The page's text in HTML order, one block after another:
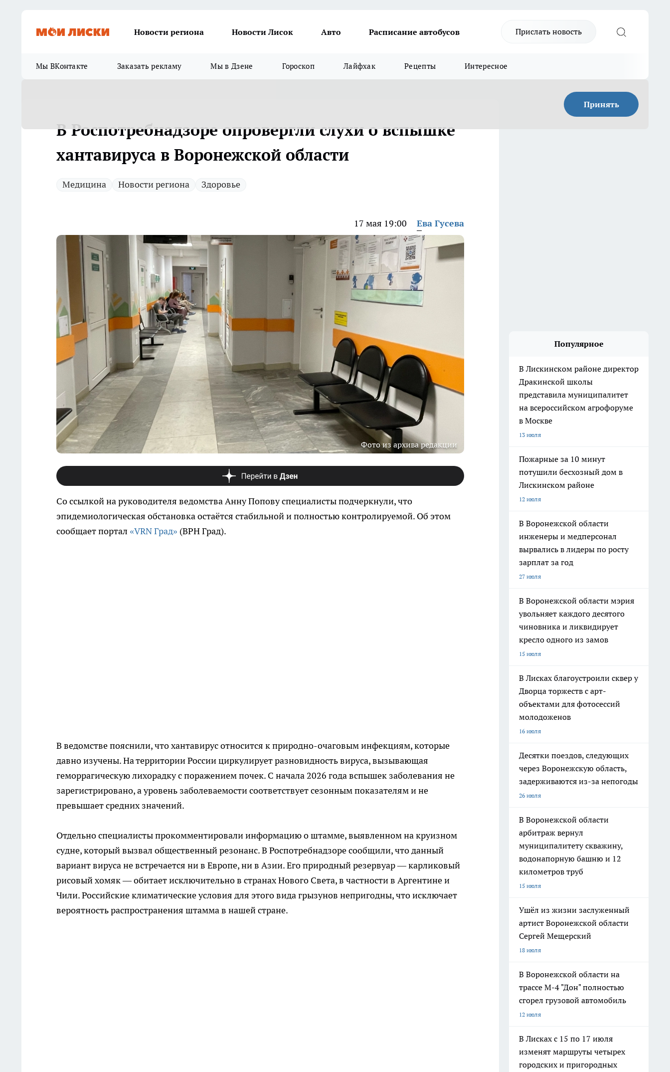
Новости региона Новости Лисок Авто Расписание автобусов Прислать новость
Мы ВКонтакте Заказать рекламу Мы в Дзене Гороскоп Лайфхак Рецепты Интересное
Принять
В Роспотребнадзоре опровергли слухи о вспышке
хантавируса в Воронежской области
Медицина Новости региона Здоровье
17 мая 19:00 Ева Гусева
Фото из архива редакции
Со ссылкой на руководителя ведомства Анну Попову специалисты подчеркнули, что
эпидемиологическая обстановка остаётся стабильной и полностью контролируемой. Об этом
сообщает портал «VRN Град» (ВРН Град).
В ведомстве пояснили, что хантавирус относится к природно-очаговым инфекциям, которые
давно изучены. На территории России циркулирует разновидность вируса, вызывающая
геморрагическую лихорадку с поражением почек. С начала 2026 года вспышек заболевания не
зарегистрировано, а уровень заболеваемости соответствует сезонным показателям и не
превышает средних значений.
Отдельно специалисты прокомментировали информацию о штамме, выявленном на круизном
судне, который вызвал общественный резонанс. В Роспотребнадзоре сообщили, что данный
вариант вируса не встречается ни в Европе, ни в Азии. Его природный резервуар — карликовый
рисовый хомяк — обитает исключительно в странах Нового Света, в частности в Аргентине и
Чили. Российские климатические условия для этого вида грызунов непригодны, что исключает
вероятность распространения штамма в нашей стране.
Популярное
В Лискинском районе директор
Дракинской школы
представила муниципалитет
на всероссийском агрофоруме
в Москве
13 июля
Пожарные за 10 минут
потушили бесхозный дом в
Лискинском районе
12 июля
В Воронежской области
инженеры и медперсонал
вырвались в лидеры по росту
зарплат за год
27 июля
В Воронежской области мэрия
увольняет каждого десятого
чиновника и ликвидирует
кресло одного из замов
15 июля
В Лисках благоустроили сквер у
Дворца торжеств с арт-
объектами для фотосессий
молодоженов
16 июля
Десятки поездов, следующих
через Воронежскую область,
задерживаются из-за непогоды
26 июля
В Воронежской области
арбитраж вернул
муниципалитету скважину,
водонапорную башню и 12
километров труб
15 июля
Ушёл из жизни заслуженный
артист Воронежской области
Сергей Мещерский
18 июля
В Воронежской области на
трассе М-4 "Дон" полностью
сгорел грузовой автомобиль
12 июля
В Лисках с 15 по 17 июля
изменят маршруты четырех
городских и пригородных